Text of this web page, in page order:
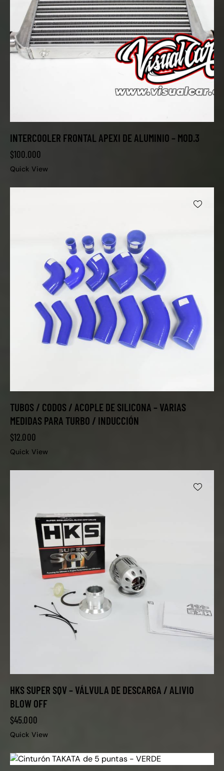
INTERCOOLER FRONTAL APEXI DE ALUMINIO – MOD.3
$100.000
Quick View
TUBOS / CODOS / ACOPLE DE SILICONA – VARIAS
MEDIDAS PARA TURBO / INDUCCIÓN
$12.000
Quick View
HKS SUPER SQV – VÁLVULA DE DESCARGA / ALIVIO
BLOW OFF
$45.000
Quick View